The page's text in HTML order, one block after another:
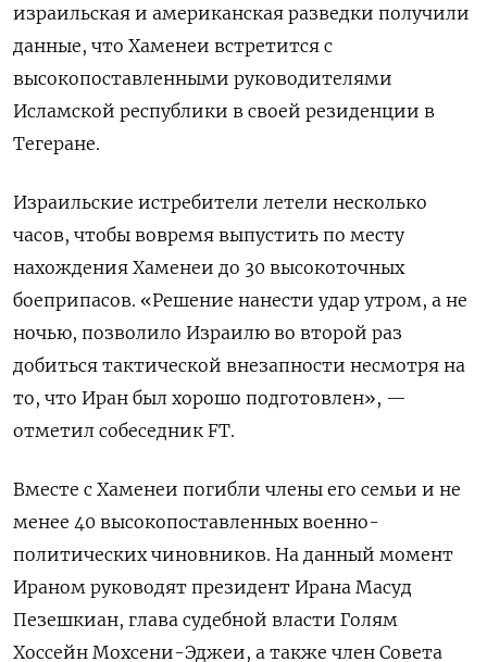
израильская и американская разведки получили
данные, что Хаменеи встретится с
высокопоставленными руководителями
Исламской республики в своей резиденции в
Тегеране.
Израильские истребители летели несколько
часов, чтобы вовремя выпустить по месту
нахождения Хаменеи до 30 высокоточных
боеприпасов. «Решение нанести удар утром, а не
ночью, позволило Израилю во второй раз
добиться тактической внезапности несмотря на
то, что Иран был хорошо подготовлен», —
отметил собеседник FT.
Вместе с Хаменеи погибли члены его семьи и не
менее 40 высокопоставленных военно-
политических чиновников. На данный момент
Ираном руководят президент Ирана Масуд
Пезешкиан, глава судебной власти Голям
Хоссейн Мохсени-Эджеи, а также член Совета